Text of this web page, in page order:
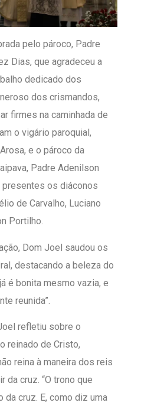
pelo pároco, Padre
Dias, que agradeceu a
dedicado dos
dos crismandos,
firmes na caminhada de
o vigário paroquial,
e o pároco da
Padre Adenilson
presentes os diáconos
de Carvalho, Luciano
Portilho.
Dom Joel saudou os
destacando a beleza do
é bonita mesmo vazia, e
reunida”.
refletiu sobre o
reinado de Cristo,
reina à maneira dos reis
da cruz. “O trono que
cruz. E, como diz uma